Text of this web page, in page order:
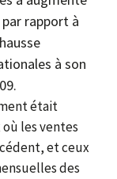
rapport à
à son
était
les ventes
et ceux
des